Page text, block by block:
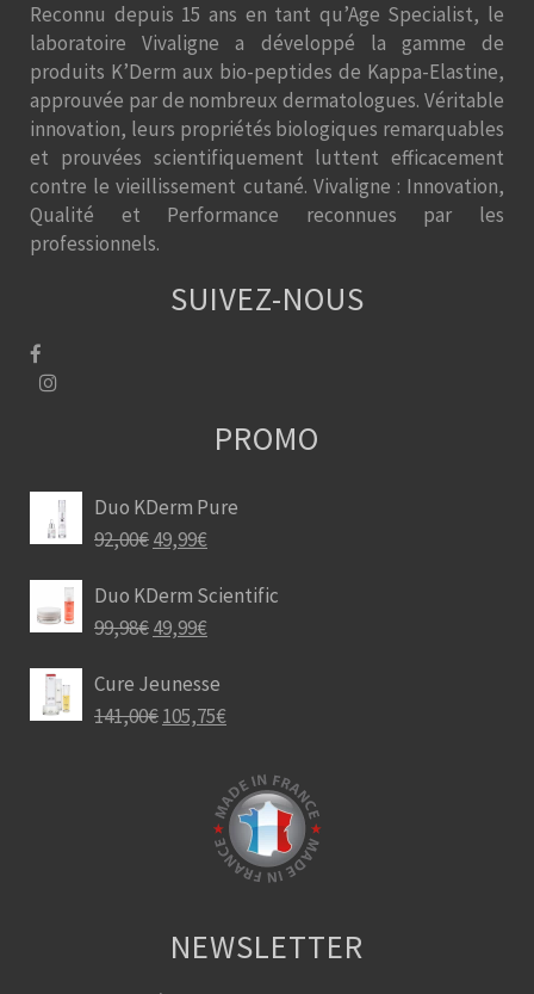
Reconnu depuis 15 ans en tant qu’Age Specialist, le
laboratoire Vivaligne a développé la gamme de
produits K’Derm aux bio-peptides de Kappa-Elastine,
approuvée par de nombreux dermatologues. Véritable
innovation, leurs propriétés biologiques remarquables
et prouvées scientifiquement luttent efficacement
contre le vieillissement cutané. Vivaligne : Innovation,
Qualité et Performance reconnues par les
professionnels.
SUIVEZ-NOUS
PROMO
Duo KDerm Pure
92,00€49,99€
Duo KDerm Scientific
99,98€49,99€
Cure Jeunesse
141,00€105,75€
NEWSLETTER